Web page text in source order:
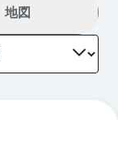
地図
間取り